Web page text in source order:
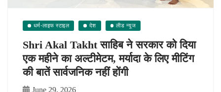
धर्म-लाइफ स्टाइल देश लीड न्यूज
Shri Akal Takht साहिब ने सरकार को दिया
एक महीने का अल्टीमेटम, मर्यादा के लिए मीटिंग
की बातें सार्वजनिक नहीं होंगी
June 29, 2026